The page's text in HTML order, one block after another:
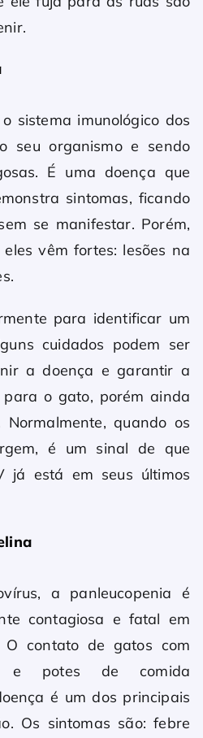
sistema imunológico dos
seu organismo e sendo
É uma doença que
sintomas, ficando
se manifestar. Porém,
vêm fortes: lesões na
para identificar um
cuidados podem ser
a doença e garantir a
o gato, porém ainda
quando os
é um sinal de que
já está em seus últimos
a panleucopenia é
contagiosa e fatal em
O contato de gatos com
e potes de comida
é um dos principais
Os sintomas são: febre